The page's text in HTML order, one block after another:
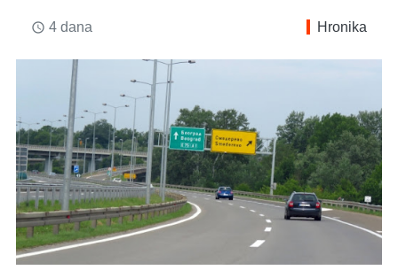
access_time 4 dana Hronika